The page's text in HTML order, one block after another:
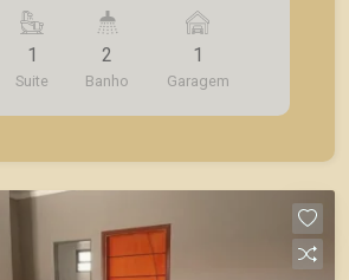
garagem. A Piramid tem
seus clientes com
em locação, vendas de
usados ou mesmo nos
1
Suite
2
Banho
1
Garagem